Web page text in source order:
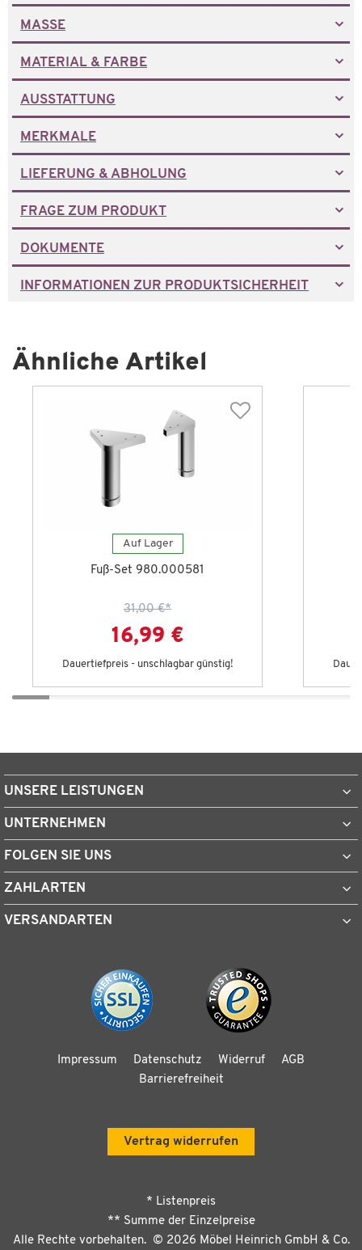
MASSE
MATERIAL & FARBE
AUSSTATTUNG
MERKMALE
LIEFERUNG & ABHOLUNG
FRAGE ZUM PRODUKT
DOKUMENTE
INFORMATIONEN ZUR PRODUKTSICHERHEIT
Ähnliche Artikel
Auf Lager
Fuß-Set 980.000581
31,00 €*
16,99 €
Dauertiefpreis - unschlagbar günstig!
UNSERE LEISTUNGEN
UNTERNEHMEN
FOLGEN SIE UNS
ZAHLARTEN
VERSANDARTEN
Impressum Datenschutz Widerruf
AGB
Barrierefreiheit
Vertrag widerrufen
* Listenpreis
** Summe der Einzelpreise
Alle Rechte vorbehalten. © 2026 Möbel Heinrich GmbH & Co.